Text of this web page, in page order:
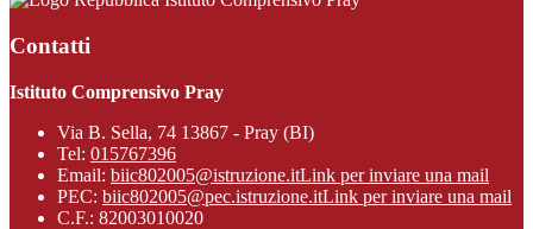
Contatti
Istituto Comprensivo Pray
Via B. Sella, 74 13867 - Pray (BI)
Tel: 015767396
Email: biic802005@istruzione.itLink per inviare una mail
PEC: biic802005@pec.istruzione.itLink per inviare una mail
C.F.: 82003010020